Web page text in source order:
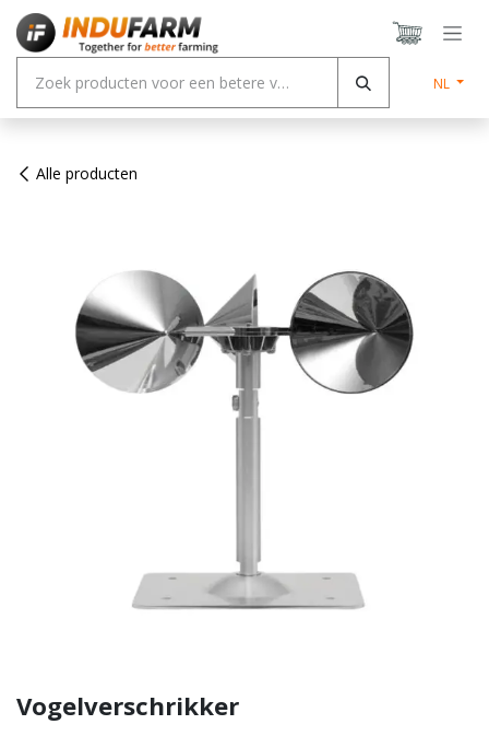
Overslaan naar inhoud
NL
Alle producten
Vogelverschrikker